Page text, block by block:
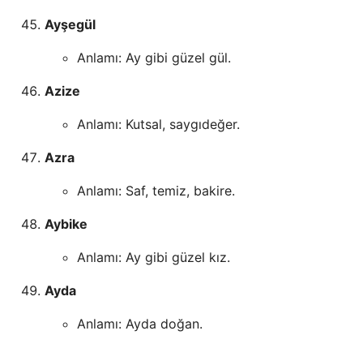
Ayşegül
Anlamı: Ay gibi güzel gül.
Azize
Anlamı: Kutsal, saygıdeğer.
Azra
Anlamı: Saf, temiz, bakire.
Aybike
Anlamı: Ay gibi güzel kız.
Ayda
Anlamı: Ayda doğan.